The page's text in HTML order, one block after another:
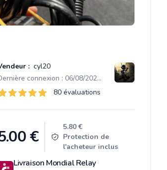
: cyl20
Dernière connexion : 06/08/2026 21:06
80 sur 5 étoiles 80 évaluations
Product information
€
5.80 €
Protection de
l'acheteur inclus
Livraison Mondial Relay